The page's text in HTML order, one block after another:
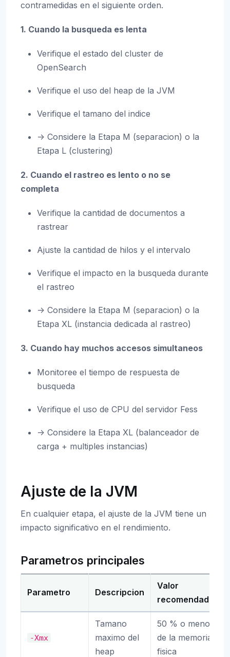
contramedidas en el siguiente orden.
1. Cuando la busqueda es lenta
Verifique el estado del cluster de
OpenSearch
Verifique el uso del heap de la JVM
Verifique el tamano del indice
-> Considere la Etapa M (separacion) o la
Etapa L (clustering)
2. Cuando el rastreo es lento o no se
completa
Verifique la cantidad de documentos a
rastrear
Ajuste la cantidad de hilos y el intervalo
Verifique el impacto en la busqueda durante
el rastreo
-> Considere la Etapa M (separacion) o la
Etapa XL (instancia dedicada al rastreo)
3. Cuando hay muchos accesos simultaneos
Monitoree el tiempo de respuesta de
busqueda
Verifique el uso de CPU del servidor Fess
-> Considere la Etapa XL (balanceador de
carga + multiples instancias)
Ajuste de la JVM
En cualquier etapa, el ajuste de la JVM tiene un
impacto significativo en el rendimiento.
Parametros principales
Parametro Descripcion
Valor
recomendado
-Xmx
Tamano
maximo del
heap
50 % o menos
de la memoria
fisica